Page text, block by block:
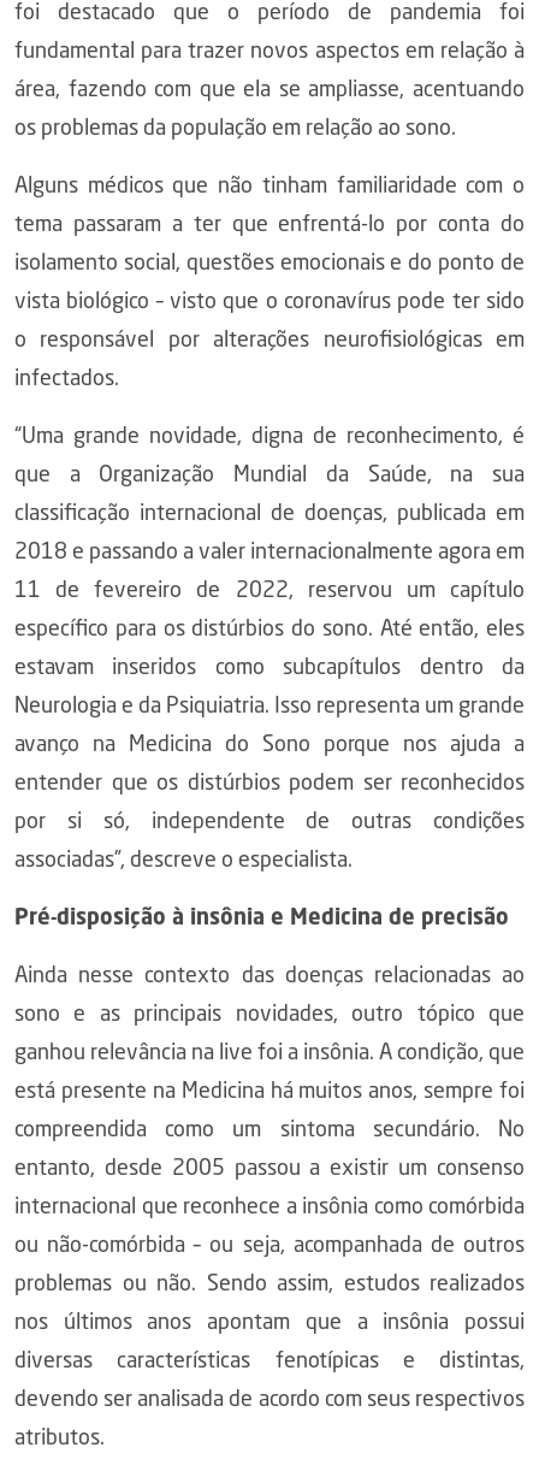
foi destacado que o período de pandemia foi
fundamental para trazer novos aspectos em relação à
área, fazendo com que ela se ampliasse, acentuando
os problemas da população em relação ao sono.
Alguns médicos que não tinham familiaridade com o
tema passaram a ter que enfrentá-lo por conta do
isolamento social, questões emocionais e do ponto de
vista biológico – visto que o coronavírus pode ter sido
o responsável por alterações neurofisiológicas em
infectados.
“Uma grande novidade, digna de reconhecimento, é
que a Organização Mundial da Saúde, na sua
classificação internacional de doenças, publicada em
2018 e passando a valer internacionalmente agora em
11 de fevereiro de 2022, reservou um capítulo
específico para os distúrbios do sono. Até então, eles
estavam inseridos como subcapítulos dentro da
Neurologia e da Psiquiatria. Isso representa um grande
avanço na Medicina do Sono porque nos ajuda a
entender que os distúrbios podem ser reconhecidos
por si só, independente de outras condições
associadas”, descreve o especialista.
Pré-disposição à insônia e Medicina de precisão
Ainda nesse contexto das doenças relacionadas ao
sono e as principais novidades, outro tópico que
ganhou relevância na live foi a insônia. A condição, que
está presente na Medicina há muitos anos, sempre foi
compreendida como um sintoma secundário. No
entanto, desde 2005 passou a existir um consenso
internacional que reconhece a insônia como comórbida
ou não-comórbida – ou seja, acompanhada de outros
problemas ou não. Sendo assim, estudos realizados
nos últimos anos apontam que a insônia possui
diversas características fenotípicas e distintas,
devendo ser analisada de acordo com seus respectivos
atributos.